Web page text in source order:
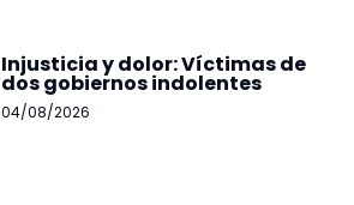
Injusticia y dolor: Víctimas de
dos gobiernos indolentes
04/08/2026